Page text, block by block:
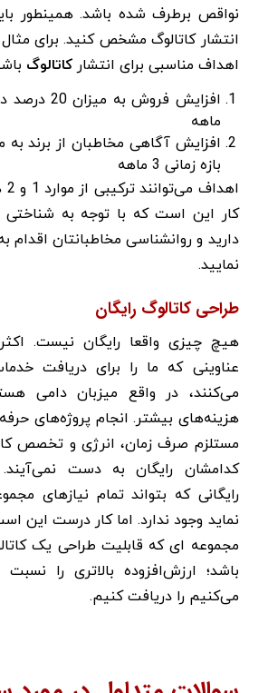
نواقص برطرف شده باشد. همینطور
انتشار کاتالوگ مشخص کنید. برای مثال
اهداف مناسبی برای انتشارکاتالوگ
ماهه
بازه زمانی 3 ماهه
کار این است که با توجه به شناختی
دارید و روانشناسی مخاطبانتان اقدام
نمایید.
طراحی کاتالوگ رایگان
هیچ چیزی واقعا رایگان نیست.
عناوینی که ما را برای دریافت
می‌کنند، در واقع میزبان دامی
هزینه‌های بیشتر. انجام پروژه‌های
مستلزم صرف زمان، انرژی و تخصص
کدامشان رایگان به دست نمی‌آیند.
رایگانی که بتواند تمام نیازهای
نماید وجود ندارد. اما کار درست این
مجموعه ای که قابلیت طراحی یک
باشد؛ ارزش‌افزوده بالاتری را
می‌کنیم را دریافت کنیم.